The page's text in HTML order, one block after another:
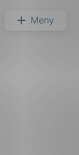
Meny